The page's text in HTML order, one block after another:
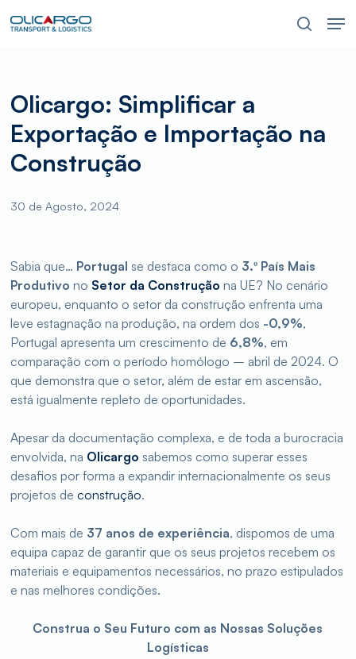
to
Olicargo: Simplificar a
Exportação e Importação na
Construção
30 de Agosto, 2024
Sabia que… Portugal se destaca como o 3.º País Mais
Produtivo no Setor da Construção na UE? No cenário
europeu, enquanto o setor da construção enfrenta uma
leve estagnação na produção, na ordem dos -0,9%,
Portugal apresenta um crescimento de 6,8%, em
comparação com o período homólogo – abril de 2024. O
que demonstra que o setor, além de estar em ascensão,
está igualmente repleto de oportunidades.
Apesar da documentação complexa, e de toda a burocracia
envolvida, na Olicargo sabemos como superar esses
desafios por forma a expandir internacionalmente os seus
projetos deconstrução.
Com mais de 37 anos de experiência, dispomos de uma
equipa capaz de garantir que os seus projetos recebem os
materiais e equipamentos necessários, no prazo estipulados
e nas melhores condições.
Construa o Seu Futuro com as Nossas Soluções
Logísticas